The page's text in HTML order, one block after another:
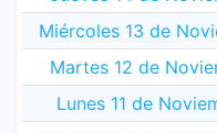
Miércoles 13 de
Martes 12 de
Lunes 11 de